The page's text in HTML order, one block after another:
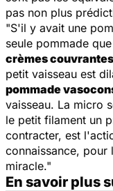
pas non plus
"S'il y avait une
seule pommade
crèmes couvrantes
petit vaisseau est
pommade
vaisseau. La micro
le petit filament un
contracter, est
connaissance, pour
miracle."
En savoir plus